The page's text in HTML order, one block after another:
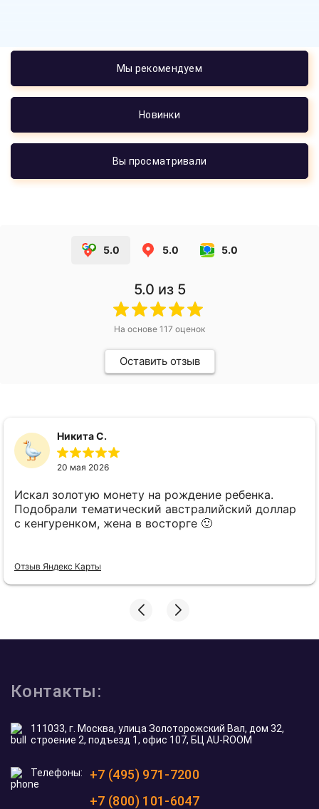
Мы рекомендуем
Новинки
Вы просматривали
5.0 5.0 5.0
5.0 из 5
На основе 117 оценок
Оставить отзыв
Никита С.
20 мая 2026
Искал золотую монету на рождение ребенка.
Подобрали тематический австралийский доллар
с кенгуренком, жена в восторге 🙂
Отзыв Яндекс Карты
Контакты:
111033, г. Москва, улица Золоторожский Вал, дом 32,
строение 2, подъезд 1, офис 107, БЦ AU-ROOM
Телефоны:
+7 (495) 971-7200
+7 (800) 101-6047